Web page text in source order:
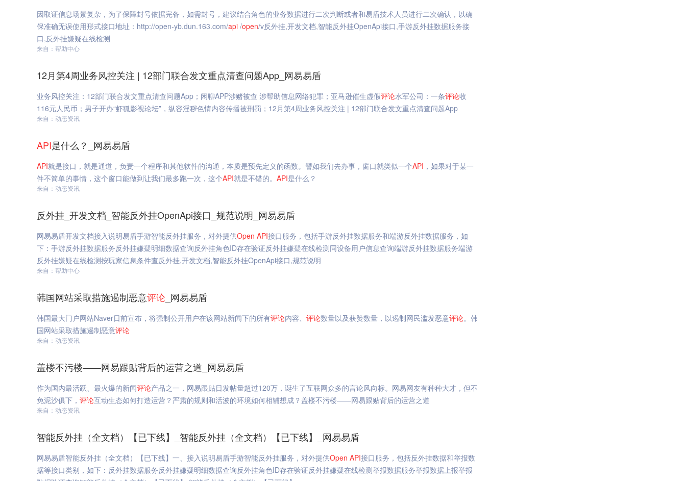
因取证信息场景复杂，为了保障封号依据完备，如需封号，建议结合角色的业务数据进行二次判断或者和易盾技术人员进行二次确认，以确
保准确无误使用形式接口地址：http://open-yb.dun.163.com/api /open/v反外挂,开发文档,智能反外挂OpenApi接口,手游反外挂数据服务接
口,反外挂嫌疑在线检测
来自：帮助中心
12月第4周业务风控关注 | 12部门联合发文重点清查问题App_网易易盾
业务风控关注：12部门联合发文重点清查问题App；闲聊APP涉赌被查 涉帮助信息网络犯罪；亚马逊催生虚假评论水军公司：一条评论收
116元人民币；男子开办“虾狐影视论坛”，纵容淫秽色情内容传播被刑罚；12月第4周业务风控关注 | 12部门联合发文重点清查问题App
来自：动态资讯
API是什么？_网易易盾
API就是接口，就是通道，负责一个程序和其他软件的沟通，本质是预先定义的函数。譬如我们去办事，窗口就类似一个API ，如果对于某一
件不简单的事情，这个窗口能做到让我们最多跑一次，这个API就是不错的。 API是什么？
来自：动态资讯
反外挂_开发文档_智能反外挂OpenApi接口_规范说明_网易易盾
网易易盾开发文档接入说明易盾手游智能反外挂服务，对外提供Open API接口服务，包括手游反外挂数据服务和端游反外挂数据服务，如
下：手游反外挂数据服务反外挂嫌疑明细数据查询反外挂角色ID存在验证反外挂嫌疑在线检测同设备用户信息查询端游反外挂数据服务端游
反外挂嫌疑在线检测按玩家信息条件查反外挂,开发文档,智能反外挂OpenApi接口,规范说明
来自：帮助中心
韩国网站采取措施遏制恶意评论 _网易易盾
韩国最大门户网站Naver日前宣布，将强制公开用户在该网站新闻下的所有评论内容、 评论数量以及获赞数量，以遏制网民滥发恶意评论。韩
国网站采取措施遏制恶意评论
来自：动态资讯
盖楼不污楼——网易跟贴背后的运营之道_网易易盾
作为国内最活跃、最火爆的新闻评论产品之一，网易跟贴日发帖量超过120万，诞生了互联网众多的言论风向标。网易网友有种种大才，但不
免泥沙俱下， 评论互动生态如何打造运营？严肃的规则和活波的环境如何相辅想成？盖楼不污楼——网易跟贴背后的运营之道
来自：动态资讯
智能反外挂（全文档）【已下线】_智能反外挂（全文档）【已下线】_网易易盾
网易易盾智能反外挂（全文档）【已下线】一、接入说明易盾手游智能反外挂服务，对外提供Open API接口服务，包括反外挂数据和举报数
据等接口类别，如下：反外挂数据服务反外挂嫌疑明细数据查询反外挂角色ID存在验证反外挂嫌疑在线检测举报数据服务举报数据上报举报